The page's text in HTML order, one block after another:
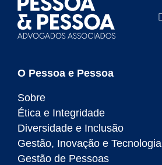
O Pessoa e Pessoa
Sobre
Ética e Integridade
Diversidade e Inclusão
Gestão, Inovação e Tecnologia
Gestão de Pessoas